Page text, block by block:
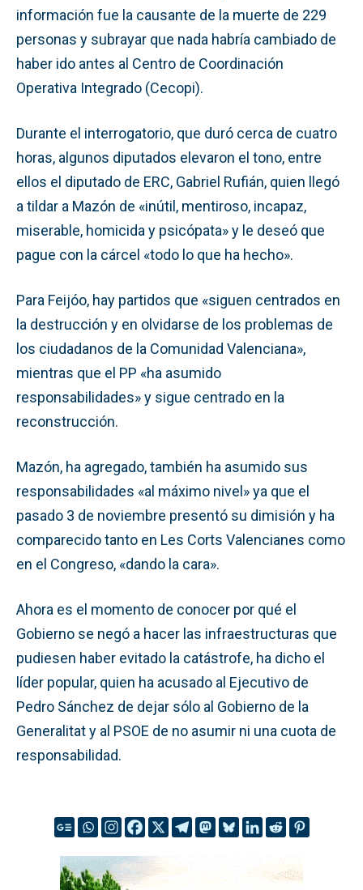
información fue la causante de la muerte de 229
personas y subrayar que nada habría cambiado de
haber ido antes al Centro de Coordinación
Operativa Integrado (Cecopi).
Durante el interrogatorio, que duró cerca de cuatro
horas, algunos diputados elevaron el tono, entre
ellos el diputado de ERC, Gabriel Rufián, quien llegó
a tildar a Mazón de «inútil, mentiroso, incapaz,
miserable, homicida y psicópata» y le deseó que
pague con la cárcel «todo lo que ha hecho».
Para Feijóo, hay partidos que «siguen centrados en
la destrucción y en olvidarse de los problemas de
los ciudadanos de la Comunidad Valenciana»,
mientras que el PP «ha asumido
responsabilidades» y sigue centrado en la
reconstrucción.
Mazón, ha agregado, también ha asumido sus
responsabilidades «al máximo nivel» ya que el
pasado 3 de noviembre presentó su dimisión y ha
comparecido tanto en Les Corts Valencianes como
en el Congreso, «dando la cara».
Ahora es el momento de conocer por qué el
Gobierno se negó a hacer las infraestructuras que
pudiesen haber evitado la catástrofe, ha dicho el
líder popular, quien ha acusado al Ejecutivo de
Pedro Sánchez de dejar sólo al Gobierno de la
Generalitat y al PSOE de no asumir ni una cuota de
responsabilidad.